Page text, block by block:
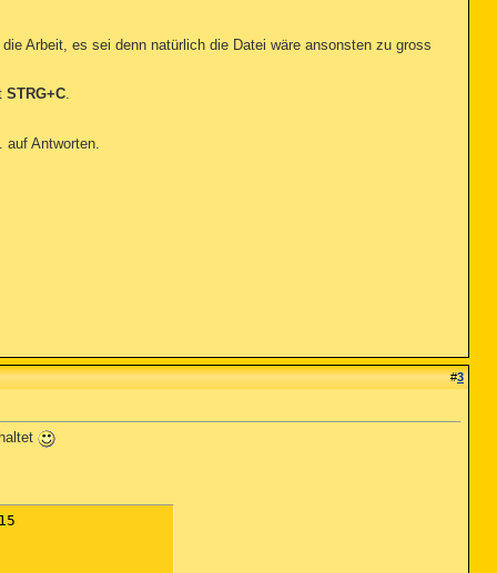
Arbeit, es sei denn natürlich die Datei wäre ansonsten zu gross
STRG+C
Antworten.
#3
Inc.)
ShellIconOverlayIdentifiers: [DropboxExt4] -> {FB314EDC-A251-47B7-93E1-CDD82E34AF8B} => C:\Users\Marie\AppData\Roaming\Dropbox\bin\DropboxExt6